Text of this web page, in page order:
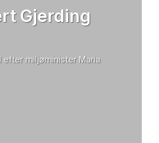
Gjerding
efter miljøminister Maria